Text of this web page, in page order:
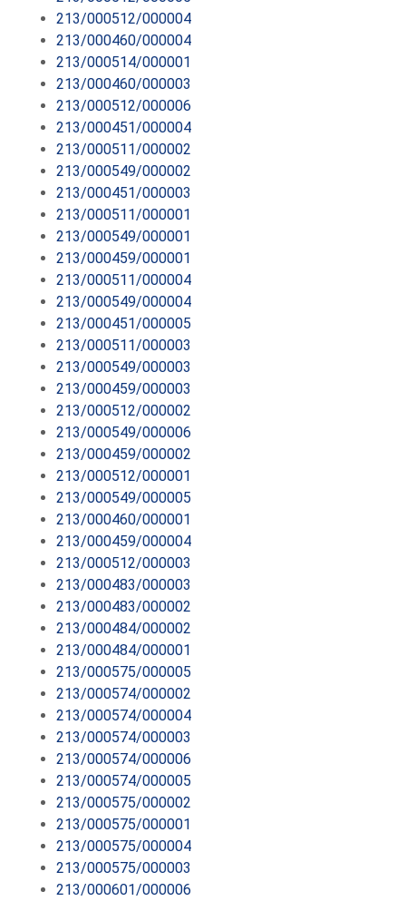
213/000512/000004
213/000460/000004
213/000514/000001
213/000460/000003
213/000512/000006
213/000451/000004
213/000511/000002
213/000549/000002
213/000451/000003
213/000511/000001
213/000549/000001
213/000459/000001
213/000511/000004
213/000549/000004
213/000451/000005
213/000511/000003
213/000549/000003
213/000459/000003
213/000512/000002
213/000549/000006
213/000459/000002
213/000512/000001
213/000549/000005
213/000460/000001
213/000459/000004
213/000512/000003
213/000483/000003
213/000483/000002
213/000484/000002
213/000484/000001
213/000575/000005
213/000574/000002
213/000574/000004
213/000574/000003
213/000574/000006
213/000574/000005
213/000575/000002
213/000575/000001
213/000575/000004
213/000575/000003
213/000601/000006